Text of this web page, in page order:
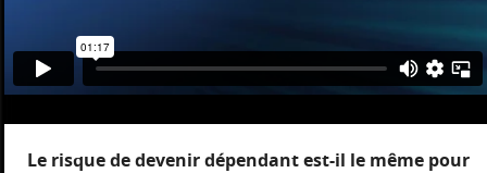
Le risque de devenir dépendant est-il le même pour